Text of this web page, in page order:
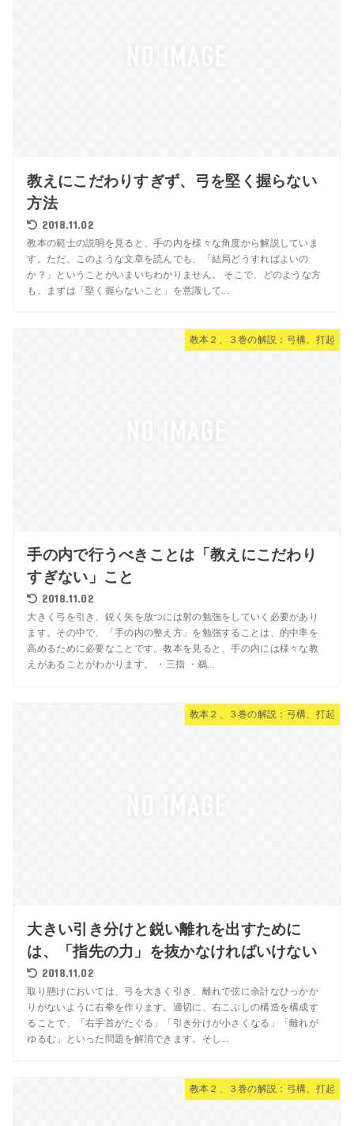
教えにこだわりすぎず、弓を堅く握らない
方法
2018.11.02
教本の範士の説明を見ると、手の内を様々な角度から解説していま
す。ただ、このような文章を読んでも、「結局どうすればよいの
か？」ということがいまいちわかりません。 そこで、どのような方
も、まずは「堅く握らないこと」を意識して...
教本２、３巻の解説：弓構、打起
手の内で行うべきことは「教えにこだわり
すぎない」こと
2018.11.02
大きく弓を引き、鋭く矢を放つには射の勉強をしていく必要があり
ます。その中で、「手の内の整え方」を勉強することは、的中率を
高めるために必要なことです。教本を見ると、手の内には様々な教
えがあることがわかります。 ・三指 ・鵜...
教本２、３巻の解説：弓構、打起
大きい引き分けと鋭い離れを出すために
は、「指先の力」を抜かなければいけない
2018.11.02
取り懸けにおいては、弓を大きく引き、離れで弦に余計なひっかか
りがないように右拳を作ります。適切に、右こぶしの構造を構成す
ることで、「右手首がたぐる」「引き分けが小さくなる」「離れが
ゆるむ」といった問題を解消できます。そし...
教本２、３巻の解説：弓構、打起